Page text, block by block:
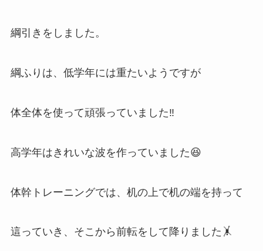
綱引きをしました。
綱ふりは、低学年には重たいようですが
体全体を使って頑張っていました‼️
高学年はきれいな波を作っていました😆
体幹トレーニングでは、机の上で机の端を持って
這っていき、そこから前転をして降りました🤸